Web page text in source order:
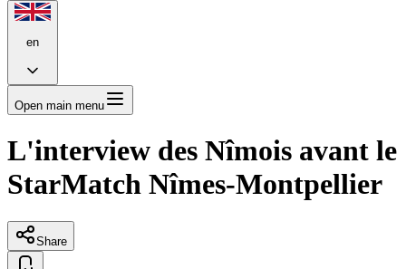
en
Open main menu
L'interview des Nîmois avant le
StarMatch Nîmes-Montpellier
Share